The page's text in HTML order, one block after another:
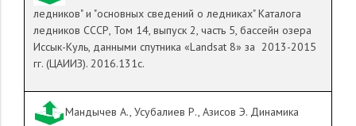
ледников" и "основных сведений о ледниках" Каталога
ледников СССР, Том 14, выпуск 2, часть 5, бассейн озера
Иссык-Куль, данными спутника «Landsat8» за 2013-2015
гг. (ЦАИИЗ). 2016.131с.
Мандычев А., Усубалиев Р., Азисов Э. Динамика